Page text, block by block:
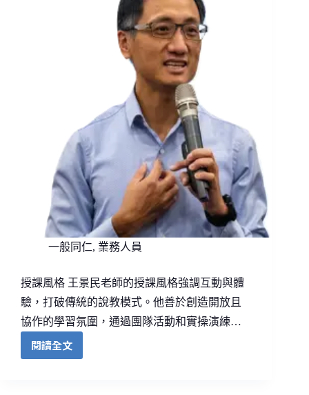
一般同仁, 業務人員
授課風格 王景民老師的授課風格強調互動與體
驗，打破傳統的說教模式。他善於創造開放且
協作的學習氛圍，通過團隊活動和實操演練…
閱讀全文